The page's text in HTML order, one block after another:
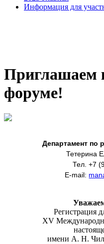
Информация для
Приглашаем
форуме!
Департамент по
Тетерина
Тел. +7
E-mail:
Регистрация
XV
имени А. Н.